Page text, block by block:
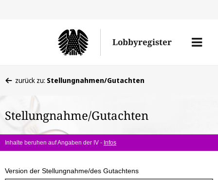
Lobbyregister
Menü
befinden
hier:
zurück zu: Stellungnahmen/Gutachten
Stellungnahme/Gutachten
Inhalte beruhen auf Angaben der IV - Infos
Version der Stellungnahme/des Gutachtens